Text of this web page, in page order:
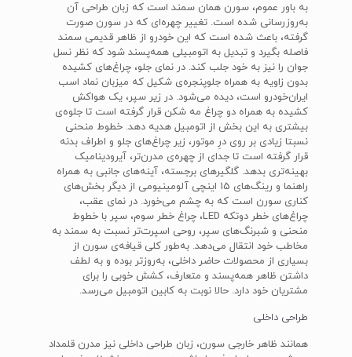
به باور عموم، سورن همان سمند است که زبان طراحی آن
به‌روزرسانی شده است. تغییر چهره‌ای که در سورن صورت
گرفته، باعث شده است که این خودرو از ظاهر قدیمی سمند
فاصله بگیرد و تبدیل به اتومبیلی همه‌پسند شود که نظر نسل
جوان را نیز به خود جلب کند. در نمای جلو، چراغ‌های کشیده
بدون زاویه به همراه جلوپنجره‌ی شکیل که میزبان نماد اسب
ایران‌خودرو است، دیده می‌شود. در زیر سپر، یک هواکش
کشیده به همراه دو چراغ مه شکن قرار گرفته است تا جلوه‌ی
بیشتری به این بخش از اتومبیل هدیه دهد. خطوط منحنی
نسبتا زیادی بر روی درِ موتور، زیر چراغ‌های جلو و اطراف بدنه
قرار گرفته است تا جدای از چهره‌ی مدرن‌تر، آیرودینامیک
بهینه‌تری بدهد. گلگیرهای برجسته، آینه‌های جانبی به همراه
راهنما و رینگ‌های 15 اینچی آلومینیومی از دیگر بخش‌های
کناری سورن است که به چشم می‌خورد. در نمای عقب،
چراغ‌های خطر دوتکه LED، چراغ خطر سوم، سپر با خطوط
منحنی و شبرنگ‌های سپر، روحی اسپرت‌تر نسبت به سمند به
مخاطب خود انتقال می‌دهد. به‌طور کلی قیافه‌ی سورن از
بسیاری از محصولات حاضر داخلی، به‌روزتر بوده و به لطف
داشتن ظاهر همه‌پسند و متعارف، کشش خوبی را برای
مشتریان خود دارد. حالا نوبت به کابین اتومبیل می‌رسد.
طراحی داخلی
همانند ظاهر خارجی سورن، زبان طراحی داخلی نیز مدرن قلمداد